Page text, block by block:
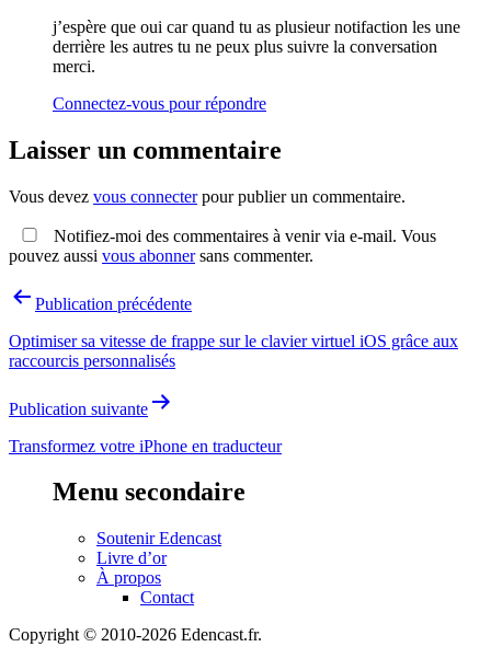
j’espère que oui car quand tu as plusieur notifaction les une
derrière les autres tu ne peux plus suivre la conversation
merci.
Connectez-vous pour répondre
Laisser un commentaire
Vous devez vous connecterpour publier un commentaire.
Notifiez-moi des commentaires à venir via e-mail. Vous
pouvez aussi vous abonnersans commenter.
Navigation
l’article
Publication précédente
Optimiser sa vitesse de frappe sur le clavier virtuel iOS grâce aux
raccourcis personnalisés
Publication suivante
Transformez votre iPhone en traducteur
Menu secondaire
Soutenir Edencast
Livre d’or
À propos
Contact
Copyright © 2010-2026 Edencast.fr.